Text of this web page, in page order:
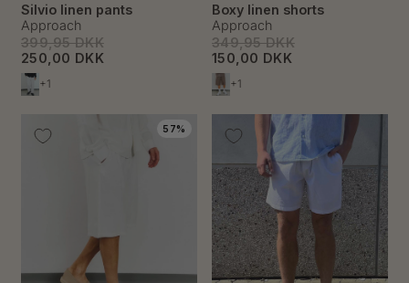
Silvio linen pants
399,95 DKK
250,00 DKK
Approach
+1
Boxy linen shorts
349,95 DKK
150,00 DKK
Approach
+1
57%